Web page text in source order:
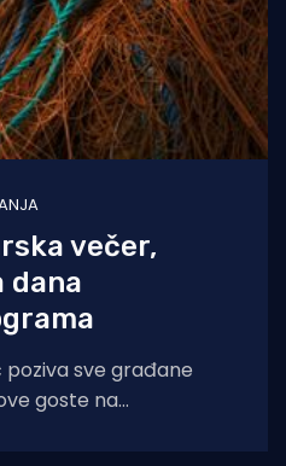
večer,
dana
sve građane
goste na